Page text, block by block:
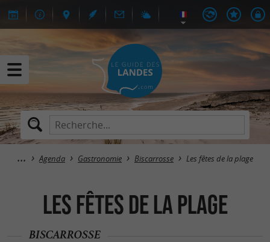
Agenda Gastronomie Biscarrosse Les fêtes de la plage
Les fêtes de la plage
BISCARROSSE